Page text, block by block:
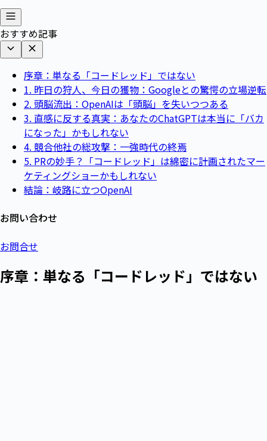
おすすめ記事
序章：単なる「コードレッド」ではない
1. 昨日の狩人、今日の獲物：Googleとの驚愕の立場逆転
2. 頭脳流出：OpenAIは「頭脳」を失いつつある
3. 直感に反する真実：あなたのChatGPTは本当に「バカ
になった」かもしれない
4. 競合他社の総攻撃：一強時代の終焉
5. PRの妙手？「コードレッド」は綿密に計画されたマー
ケティングショーかもしれない
結論：岐路に立つOpenAI
お問い合わせ
お問合せ
序章：単なる「コードレッド」ではない